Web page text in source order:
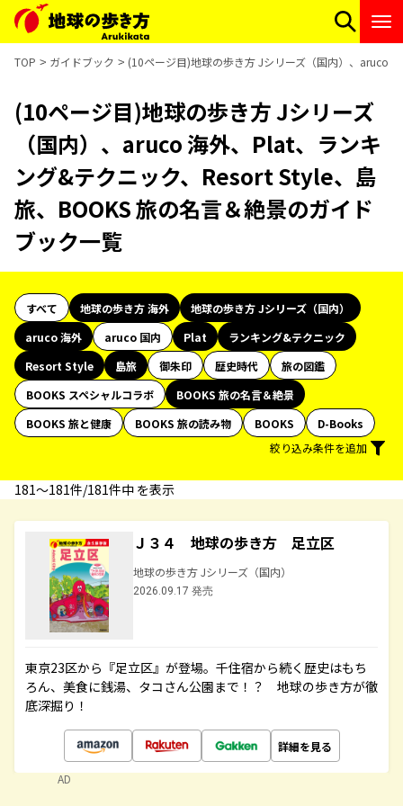
TOP ガイドブック (10ページ目)地球の歩き方 Jシリーズ（国内）、aruco
(10ページ目)地球の歩き方 Jシリーズ
（国内）、aruco 海外、Plat、ランキ
ング&テクニック、Resort Style、島
旅、BOOKS 旅の名言＆絶景のガイド
ブック一覧
すべて 地球の歩き方 海外
地球の歩き方 Jシリーズ（国内）
aruco 海外
aruco 国内 Plat
ランキング&テクニック
Resort Style
島旅 御朱印 歴史時代
旅の図鑑
BOOKS スペシャルコラボ
BOOKS 旅の名言＆絶景
BOOKS 旅と健康
BOOKS 旅の読み物 BOOKS
D-Books
絞り込み条件を追加
181〜181件/181件中 を表示
Ｊ３４ 地球の歩き方 足立区
地球の歩き方 Jシリーズ（国内）
2026.09.17 発売
東京23区から『足立区』が登場。千住宿から続く歴史はもち
ろん、美食に銭湯、タコさん公園まで！？ 地球の歩き方が徹
底深掘り！
詳細を見る
AD